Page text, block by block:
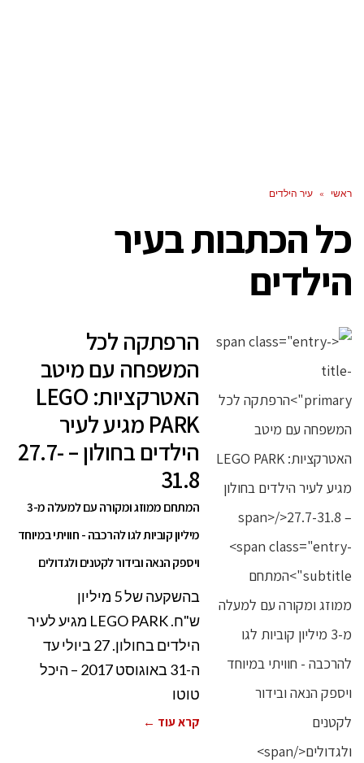
ראשי » עיר הילדים
כל הכתבות בעיר
הילדים
הרפתקה לכל
המשפחה עם מיטב
האטרקציות: LEGO
PARK מגיע לעיר
הילדים בחולון – 27.7-
31.8
המתחם ממוזג ומקורה עם למעלה מ-3
מיליון קוביות לגו להרכבה - חוויתי במיוחד
ויספק הנאה ובידור לקטנים ולגדולים
בהשקעה של 5 מיליון
ש"ח. LEGO PARK מגיע לעיר
הילדים בחולון. 27 ביולי עד
ה-31 באוגוסט 2017 – היכל
טוטו
קרא עוד ←